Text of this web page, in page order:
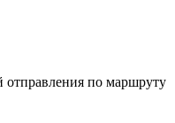
отправления по маршруту